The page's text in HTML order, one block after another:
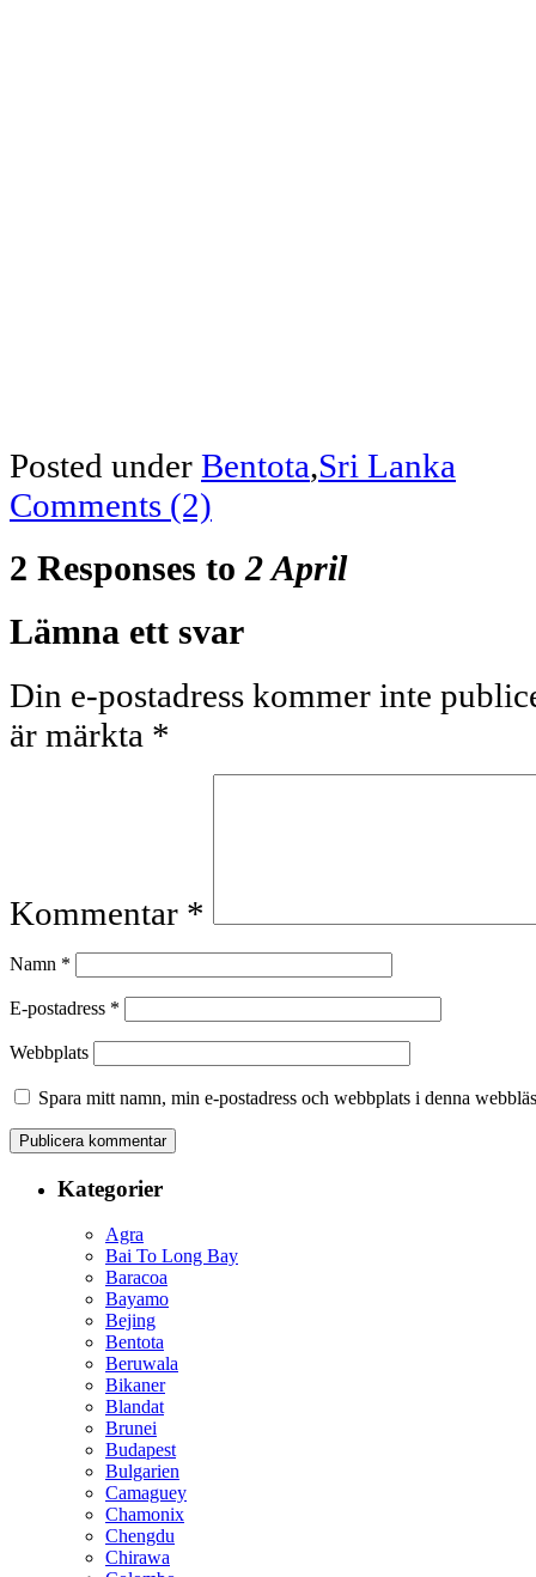
Posted under Bentota,Sri Lanka
Comments (2)
2 Responses to2 April
Lämna ett svar
Din e-postadress kommer inte
är märkta *
Kommentar *
Namn *
E-postadress *
Webbplats
Spara mitt namn, min e-postadress och webbplats i denna
Kategorier
Agra
Bai To Long Bay
Baracoa
Bayamo
Bejing
Bentota
Beruwala
Bikaner
Blandat
Brunei
Budapest
Bulgarien
Camaguey
Chamonix
Chengdu
Chirawa